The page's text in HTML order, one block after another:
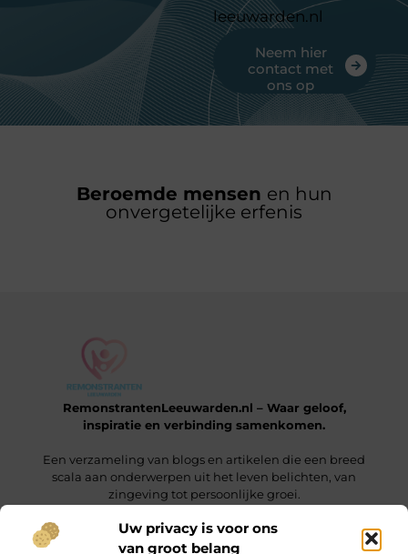
Uw privacy is voor ons
van groot belang
leeuwarden.nl
Neem hier
contact met
ons op
Beroemde mensen en hun
onvergetelijke erfenis
RemonstrantenLeeuwarden.nl – Waar geloof,
inspiratie en verbinding samenkomen.
Een verzameling van blogs en artikelen die een breed
scala aan onderwerpen uit het leven belichten, van
zingeving tot persoonlijke groei.